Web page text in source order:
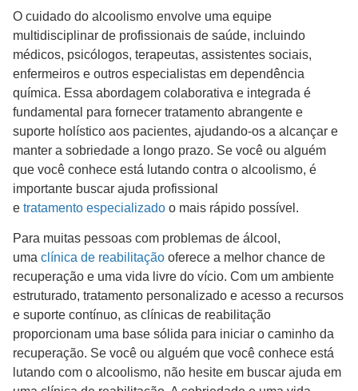
O cuidado do alcoolismo envolve uma equipe
multidisciplinar de profissionais de saúde, incluindo
médicos, psicólogos, terapeutas, assistentes sociais,
enfermeiros e outros especialistas em dependência
química. Essa abordagem colaborativa e integrada é
fundamental para fornecer tratamento abrangente e
suporte holístico aos pacientes, ajudando-os a alcançar e
manter a sobriedade a longo prazo. Se você ou alguém
que você conhece está lutando contra o alcoolismo, é
importante buscar ajuda profissional
e tratamento especializado o mais rápido possível.
Para muitas pessoas com problemas de álcool,
uma clínica de reabilitação oferece a melhor chance de
recuperação e uma vida livre do vício. Com um ambiente
estruturado, tratamento personalizado e acesso a recursos
e suporte contínuo, as clínicas de reabilitação
proporcionam uma base sólida para iniciar o caminho da
recuperação. Se você ou alguém que você conhece está
lutando com o alcoolismo, não hesite em buscar ajuda em